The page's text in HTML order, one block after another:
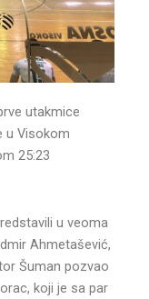
utakmice
u Visokom
25:23
u veoma
Ahmetašević,
Šuman pozvao
koji je sa par